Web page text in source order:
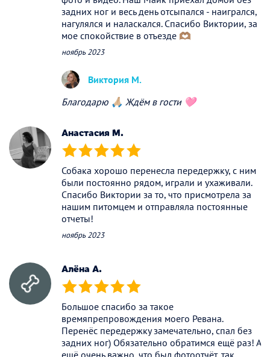
задних ног и весь день отсыпался - наигрался,
нагулялся и наласкался. Спасибо Виктории, за
мое спокойствие в отъезде 🫶🏽
ноябрь 2023
Виктория М.
Благодарю 🙏🏼 Ждём в гости 🩷
Анастасия М.
(*) (*) (*) (*) (*)
Собака хорошо перенесла передержку, с ним
были постоянно рядом, играли и ухаживали.
Спасибо Виктории за то, что присмотрела за
нашим питомцем и отправляла постоянные
отчеты!
ноябрь 2023
Алёна А.
(*) (*) (*) (*) (*)
Большое спасибо за такое
времяпрепровождения моего Ревана.
Перенёс передержку замечательно, спал без
задних ног) Обязательно обратимся ещё раз! А